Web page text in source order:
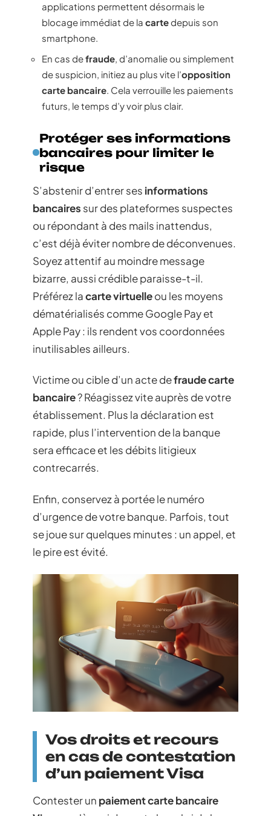
applications permettent désormais le
blocage immédiat de la cartedepuis son
smartphone.
En cas defraude , d’anomalie ou simplement
de suspicion, initiez au plus vite l’opposition
carte bancaire . Cela verrouille les paiements
futurs, le temps d’y voir plus clair.
Protéger ses informations
bancaires pour limiter le
risque
S’abstenir d’entrer ses informations
bancaires sur des plateformes suspectes
ou répondant à des mails inattendus,
c’est déjà éviter nombre de déconvenues.
Soyez attentif au moindre message
bizarre, aussi crédible paraisse-t-il.
Préférez lacarte virtuelleou les moyens
dématérialisés comme Google Pay et
Apple Pay : ils rendent vos coordonnées
inutilisables ailleurs.
Victime ou cible d’un acte defraude carte
bancaire? Réagissez vite auprès de votre
établissement. Plus la déclaration est
rapide, plus l’intervention de la banque
sera efficace et les débits litigieux
contrecarrés.
Enfin, conservez à portée le numéro
d’urgence de votre banque. Parfois, tout
se joue sur quelques minutes : un appel, et
le pire est évité.
Vos droits et recours
en cas de contestation
d’un paiement Visa
Contester un paiement carte bancaire